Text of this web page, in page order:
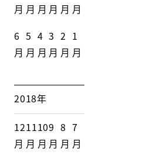
月 月 月 月 月 月
6
月
5
月
4
月
3
月
2
月
1
月
2018年
12
月
11
月
10
月
9
月
8
月
7
月